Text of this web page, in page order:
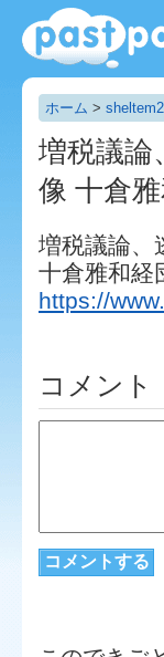
ホーム > sheltem2
増税議論
像 十倉
増税議論、
十倉雅和経
https://
コメント